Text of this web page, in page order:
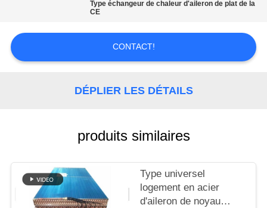
NOUVELLES
CAS
PRIVACY
POLICY
Type échangeur de chaleur d'aileron de plat de la
CE
CONTACT!
DÉPLIER LES DÉTAILS
produits similaires
Type universel
logement en acier
d'aileron de noyau